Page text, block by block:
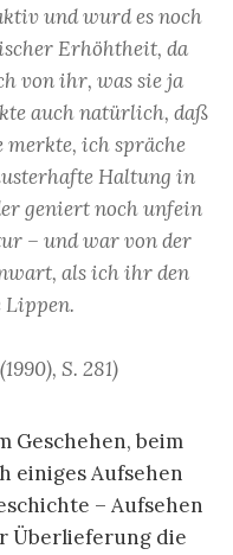
und wurd es noch
Erhöhtheit, da
von ihr, was sie ja
auch natürlich, daß
ich spräche
Haltung in
geniert noch unfein
– und war von der
als ich ihr den
Lippen.
S. 281)
Geschehen, beim
einiges Aufsehen
– Aufsehen
Überlieferung die